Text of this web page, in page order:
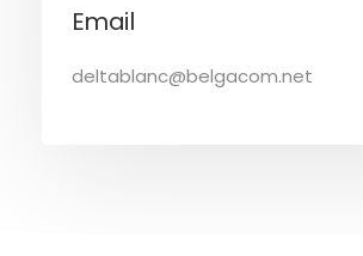
Email
deltablanc@belgacom.net